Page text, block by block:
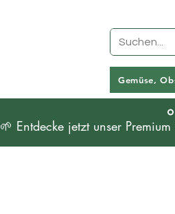
Gemüse,
🌱 Entdecke jetzt unser